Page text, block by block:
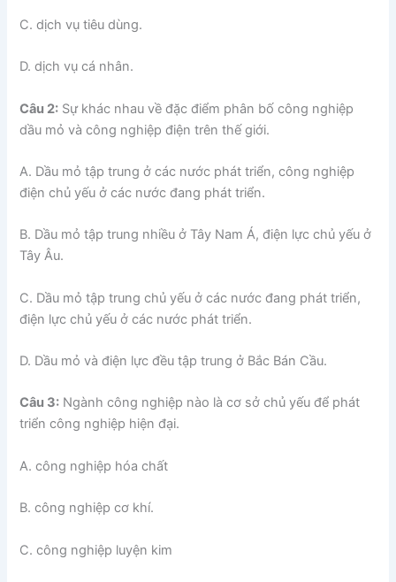
C. dịch vụ tiêu dùng.
D. dịch vụ cá nhân.
Câu 2: Sự khác nhau về đặc điểm phân bố công nghiệp
dầu mỏ và công nghiệp điện trên thế giới.
A. Dầu mỏ tập trung ở các nước phát triển, công nghiệp
điện chủ yếu ở các nước đang phát triển.
B. Dầu mỏ tập trung nhiều ở Tây Nam Á, điện lực chủ yếu ở
Tây Âu.
C. Dầu mỏ tập trung chủ yếu ở các nước đang phát triển,
điện lực chủ yếu ở các nước phát triển.
D. Dầu mỏ và điện lực đều tập trung ở Bắc Bán Cầu.
Câu 3: Ngành công nghiệp nào là cơ sở chủ yếu để phát
triển công nghiệp hiện đại.
A. công nghiệp hóa chất
B. công nghiệp cơ khí.
C. công nghiệp luyện kim